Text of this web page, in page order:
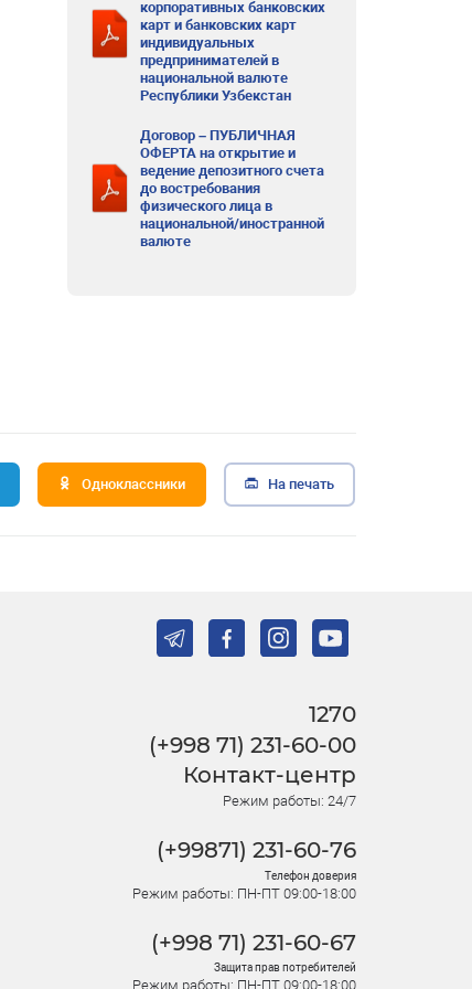
корпоративных банковских
карт и банковских карт
индивидуальных
предпринимателей в
национальной валюте
Республики Узбекстан
Договор – ПУБЛИЧНАЯ
ОФЕРТА на открытие и
ведение депозитного счета
до востребования
физического лица в
национальной/иностранной
валюте
Одноклассники На печать
1270
(+998 71) 231-60-00
Контакт-центр
Режим работы: 24/7
(+99871) 231-60-76
Телефон доверия
Режим работы: ПН-ПТ 09:00-18:00
(+998 71) 231-60-67
Защита прав потребителей
Режим работы: ПН-ПТ 09:00-18:00